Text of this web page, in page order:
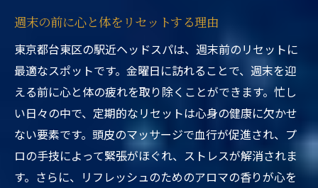
週末の前に心と体をリセットする理由
東京都台東区の駅近ヘッドスパは、週末前のリセットに
最適なスポットです。金曜日に訪れることで、週末を迎
える前に心と体の疲れを取り除くことができます。忙し
い日々の中で、定期的なリセットは心身の健康に欠かせ
ない要素です。頭皮のマッサージで血行が促進され、プ
ロの手技によって緊張がほぐれ、ストレスが解消されま
す。さらに、リフレッシュのためのアロマの香りが心を